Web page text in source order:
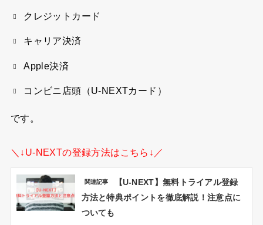
クレジットカード
キャリア決済
Apple決済
コンビニ店頭（U-NEXTカード）
です。
＼↓U-NEXTの登録方法はこちら↓／
関連記事
【U-NEXT】無料トライアル登録
方法と特典ポイントを徹底解説！注意点に
ついても